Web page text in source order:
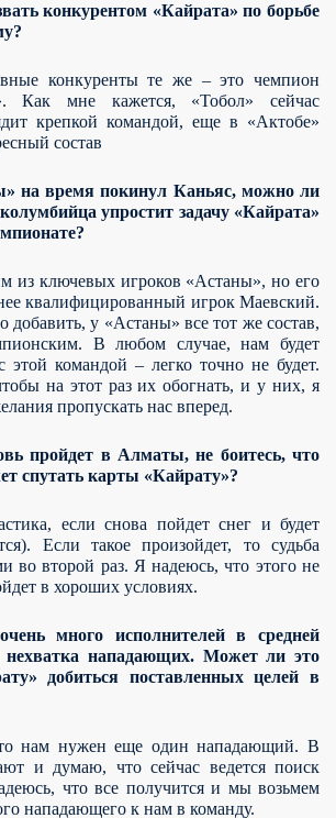
конкурентом «Кайрата» по борьбе
конкуренты те же – это чемпион
Как мне кажется, «Тобол» сейчас
крепкой командой, еще в «Актобе»
состав
на время покинул Каньяс, можно ли
упростит задачу «Кайрата»
из ключевых игроков «Астаны», но его
квалифицированный игрок Маевский.
добавить, у «Астаны» все тот же состав,
В любом случае, нам будет
этой командой – легко точно не будет.
на этот раз их обогнать, и у них, я
пропускать нас вперед.
пройдет в Алматы, не боитесь, что
спутать карты «Кайрату»?
если снова пойдет снег и будет
Если такое произойдет, то судьба
во второй раз. Я надеюсь, что этого не
в хороших условиях.
много исполнителей в средней
нападающих. Может ли это
добиться поставленных целей в
нам нужен еще один нападающий. В
и думаю, что сейчас ведется поиск
что все получится и мы возьмем
нападающего к нам в команду.